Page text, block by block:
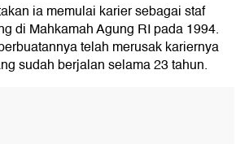
ia memulai karier sebagai staf
di Mahkamah Agung RI pada 1994.
telah merusak kariernya
sudah berjalan selama 23 tahun.